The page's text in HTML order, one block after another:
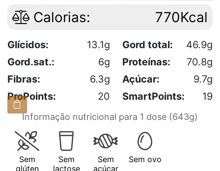
Calorias: 770Kcal
Glícidos: 13.1g Gord total:
46.9g
Gord.sat.:
6g Proteínas:
70.8g
Fibras:
6.3g Açúcar:
9.7g
ProPoints:
20 SmartPoints: 19
Informação nutricional para 1 dose (643g)
Sem
glúten
Sem
lactose
Sem
açúcar
Sem ovo